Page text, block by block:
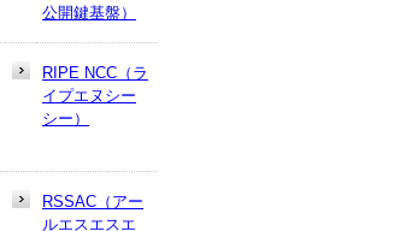
公開鍵基盤）
RIPE NCC（ラ
イプエヌシー
シー）
RSSAC（アー
ルエスエスエ